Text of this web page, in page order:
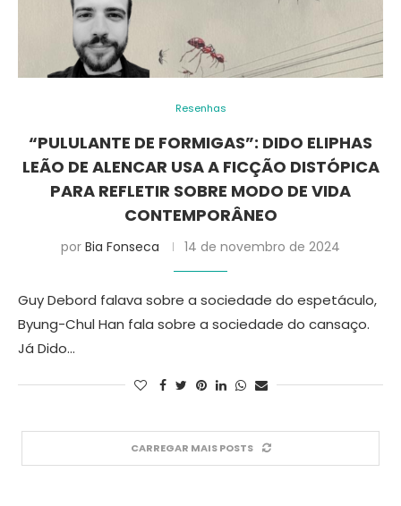
Resenhas
“PULULANTE DE FORMIGAS”: DIDO ELIPHAS
LEÃO DE ALENCAR USA A FICÇÃO DISTÓPICA
PARA REFLETIR SOBRE MODO DE VIDA
CONTEMPORÂNEO
por Bia Fonseca 14 de novembro de 2024
Guy Debord falava sobre a sociedade do espetáculo,
Byung-Chul Han fala sobre a sociedade do cansaço.
Já Dido…
CARREGAR MAIS POSTS